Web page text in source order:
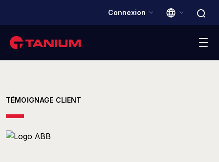
Connexion
Clients
TÉMOIGNAGE CLIENT
Logo ABB